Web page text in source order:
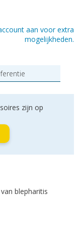
aan voor extra
mogelijkheden.
zijn op
blepharitis